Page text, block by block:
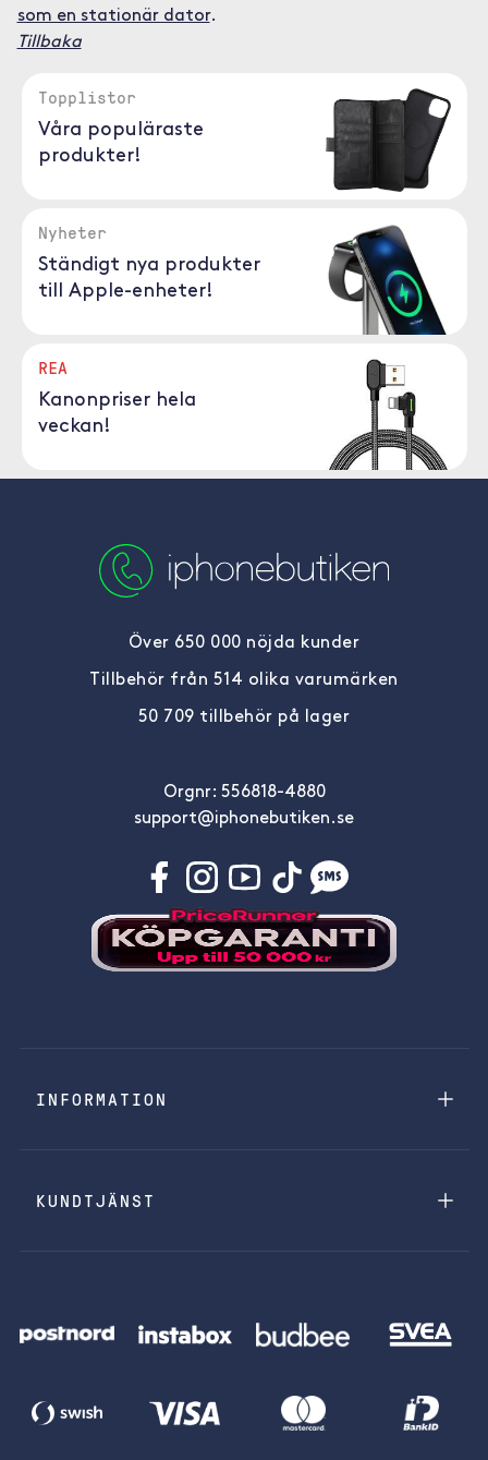
som en stationär dator.
Tillbaka
Topplistor
Våra populäraste
produkter!
Nyheter
Ständigt nya produkter
till Apple-enheter!
REA
Kanonpriser hela
veckan!
Över 650 000 nöjda kunder
Tillbehör från 514 olika varumärken
50 709 tillbehör på lager
Orgnr: 556818-4880
support@iphonebutiken.se
INFORMATION
KUNDTJÄNST